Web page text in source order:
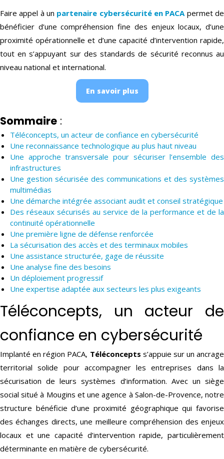
Faire appel à un partenaire cybersécurité en PACApermet de
bénéficier d’une compréhension fine des enjeux locaux, d’une
proximité opérationnelle et d’une capacité d’intervention rapide,
tout en s’appuyant sur des standards de sécurité reconnus au
niveau national et international.
En savoir plus
Sommaire :
Téléconcepts, un acteur de confiance en cybersécurité
Une reconnaissance technologique au plus haut niveau
Une approche transversale pour sécuriser l’ensemble des
infrastructures
Une gestion sécurisée des communications et des systèmes
multimédias
Une démarche intégrée associant audit et conseil stratégique
Des réseaux sécurisés au service de la performance et de la
continuité opérationnelle
Une première ligne de défense renforcée
La sécurisation des accès et des terminaux mobiles
Une assistance structurée, gage de réussite
Une analyse fine des besoins
Un déploiement progressif
Une expertise adaptée aux secteurs les plus exigeants
Téléconcepts, un acteur de
confiance en cybersécurité
Implanté en région PACA, Téléconcepts s’appuie sur un ancrage
territorial solide pour accompagner les entreprises dans la
sécurisation de leurs systèmes d’information. Avec un siège
social situé à Mougins et une agence à Salon-de-Provence, notre
structure bénéficie d’une proximité géographique qui favorise
des échanges directs, une meilleure compréhension des enjeux
locaux et une capacité d’intervention rapide, particulièrement
déterminante en matière de cybersécurité.